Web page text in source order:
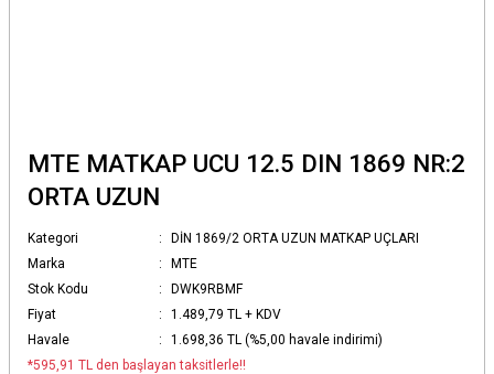
MTE MATKAP UCU 12.5 DIN 1869 NR:2
ORTA UZUN
Kategori
DİN 1869/2 ORTA UZUN MATKAP UÇLARI
Marka
MTE
Stok Kodu
DWK9RBMF
Fiyat
1.489,79 TL + KDV
Havale
1.698,36 TL (%5,00 havale indirimi)
*595,91 TL den başlayan taksitlerle!!